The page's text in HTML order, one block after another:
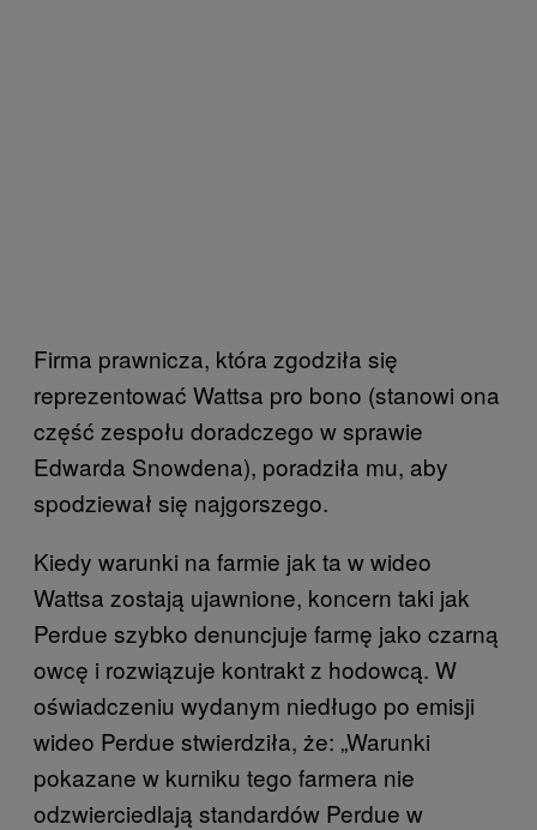
Firma prawnicza, która zgodziła się
reprezentować Wattsa pro bono (stanowi ona
część zespołu doradczego w sprawie
Edwarda Snowdena), poradziła mu, aby
spodziewał się najgorszego.
Kiedy warunki na farmie jak ta w wideo
Wattsa zostają ujawnione, koncern taki jak
Perdue szybko denuncjuje farmę jako czarną
owcę i rozwiązuje kontrakt z hodowcą. W
oświadczeniu wydanym niedługo po emisji
wideo Perdue stwierdziła, że: „Warunki
pokazane w kurniku tego farmera nie
odzwierciedlają standardów Perdue w